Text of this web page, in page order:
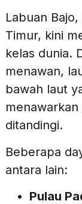
Labuan
Timur, kini
kelas dunia.
menawan,
bawah laut
ditandingi.
Beberapa
antara lain:
Pulau